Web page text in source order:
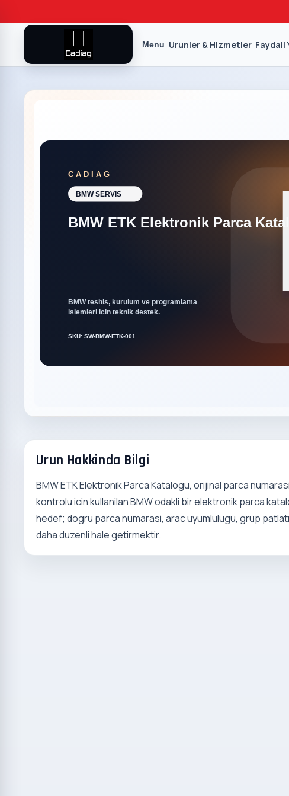
Menu Urunler & Hizmetler Faydali
Urun Hakkinda Bilgi
BMW ETK Elektronik Parca Katalogu, orijinal parca
kontrolu icin kullanilan BMW odakli bir elektronik parca
hedef; dogru parca numarasi, arac uyumlulugu, grup
daha duzenli hale getirmektir.